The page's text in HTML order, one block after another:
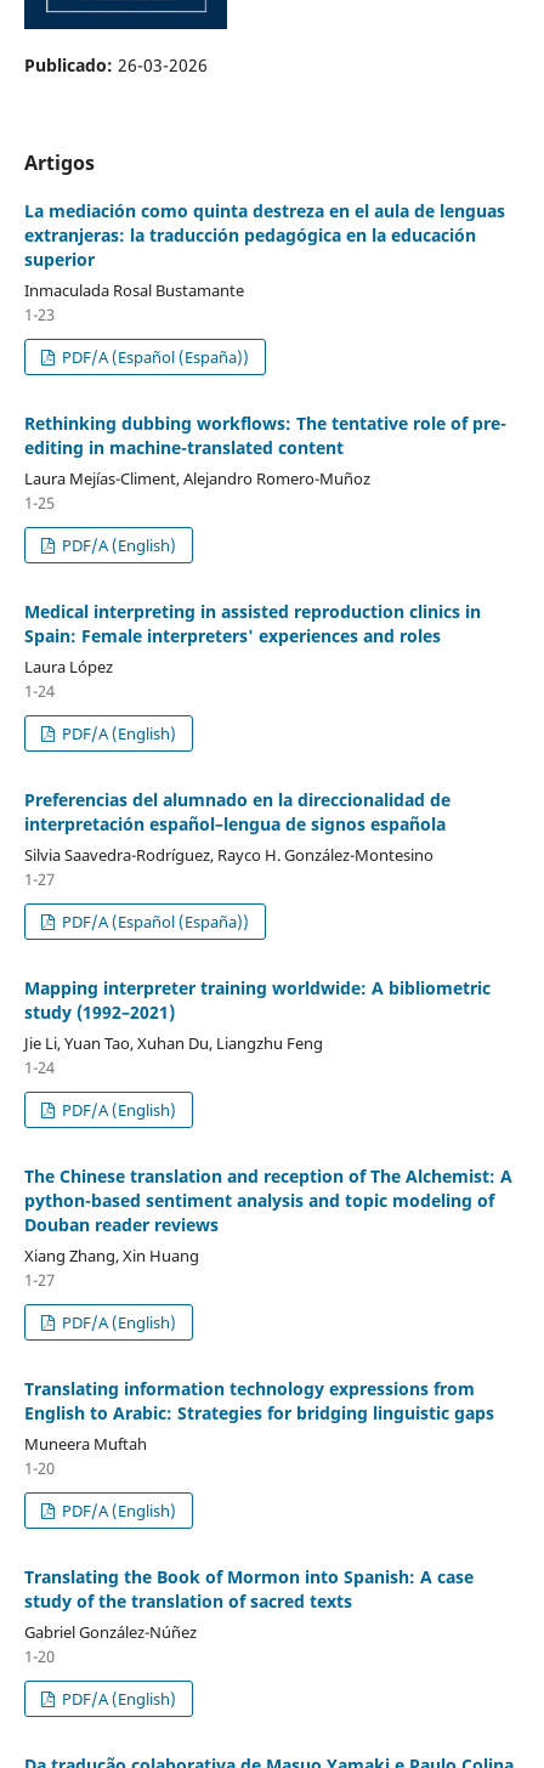
Publicado: 26-03-2026
Artigos
La mediación como quinta destreza en el aula de lenguas
extranjeras: la traducción pedagógica en la educación
superior
Inmaculada Rosal Bustamante
1-23
PDF/A (Español (España))
Rethinking dubbing workflows: The tentative role of pre-
editing in machine-translated content
Laura Mejías-Climent, Alejandro Romero-Muñoz
1-25
PDF/A (English)
Medical interpreting in assisted reproduction clinics in
Spain: Female interpreters' experiences and roles
Laura López
1-24
PDF/A (English)
Preferencias del alumnado en la direccionalidad de
interpretación español–lengua de signos española
Silvia Saavedra-Rodríguez, Rayco H. González-Montesino
1-27
PDF/A (Español (España))
Mapping interpreter training worldwide: A bibliometric
study (1992–2021)
Jie Li, Yuan Tao, Xuhan Du, Liangzhu Feng
1-24
PDF/A (English)
The Chinese translation and reception of The Alchemist: A
python-based sentiment analysis and topic modeling of
Douban reader reviews
Xiang Zhang, Xin Huang
1-27
PDF/A (English)
Translating information technology expressions from
English to Arabic: Strategies for bridging linguistic gaps
Muneera Muftah
1-20
PDF/A (English)
Translating the Book of Mormon into Spanish: A case
study of the translation of sacred texts
Gabriel González-Núñez
1-20
PDF/A (English)